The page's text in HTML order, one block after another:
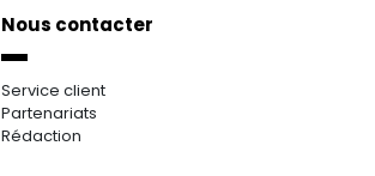
Nous contacter
Service client
Partenariats
Rédaction